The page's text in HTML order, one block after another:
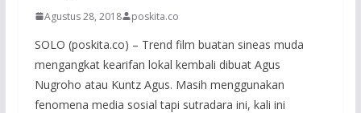
Agustus 28, 2018 poskita.co
SOLO (poskita.co) – Trend film buatan sineas muda
mengangkat kearifan lokal kembali dibuat Agus
Nugroho atau Kuntz Agus. Masih menggunakan
fenomena media sosial tapi sutradara ini, kali ini